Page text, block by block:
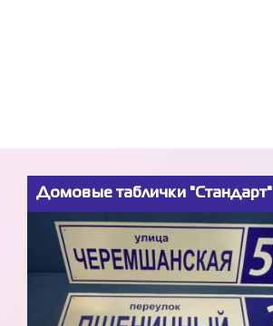
Домовые таблички "Стандарт"